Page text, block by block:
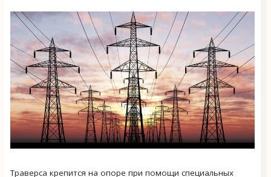
Траверса крепится на опоре при помощи специальных